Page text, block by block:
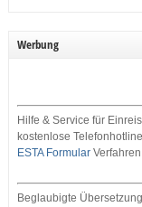
Werbung
Hilfe & Service für
kostenlose
ESTA Formular
Beglaubigte